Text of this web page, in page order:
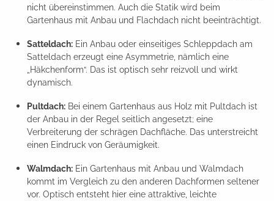
nicht übereinstimmen. Auch die Statik wird beim
Gartenhaus mit Anbau und Flachdach nicht beeinträchtigt.
Satteldach: Ein Anbau oder einseitiges Schleppdach am
Satteldach erzeugt eine Asymmetrie, nämlich eine
„Häkchenform“. Das ist optisch sehr reizvoll und wirkt
dynamisch.
Pultdach: Bei einem Gartenhaus aus Holz mit Pultdach ist
der Anbau in der Regel seitlich angesetzt; eine
Verbreiterung der schrägen Dachfläche. Das unterstreicht
einen Eindruck von Geräumigkeit.
Walmdach: Ein Gartenhaus mit Anbau und Walmdach
kommt im Vergleich zu den anderen Dachformen seltener
vor. Optisch entsteht hier eine attraktive, leichte